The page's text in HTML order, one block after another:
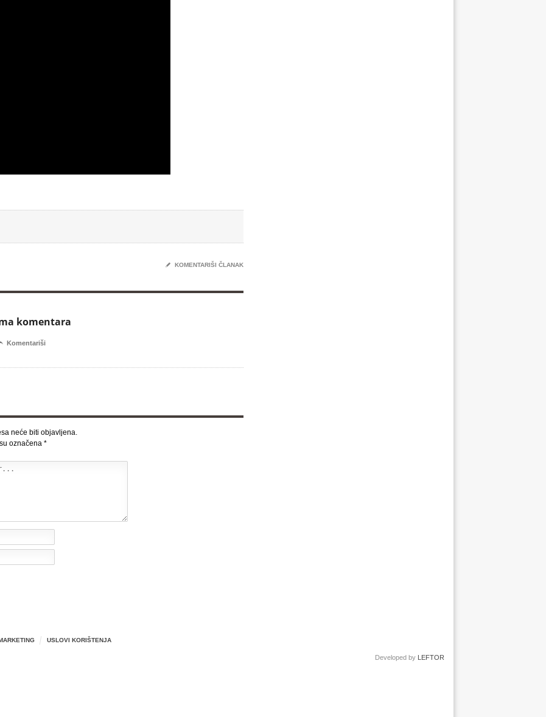
✎ KOMENTARIŠI ČLANAK
komentara
Komentariši
neće biti objavljena.
označena *
USLOVI KORIŠTENJA
Developed by LEFTOR